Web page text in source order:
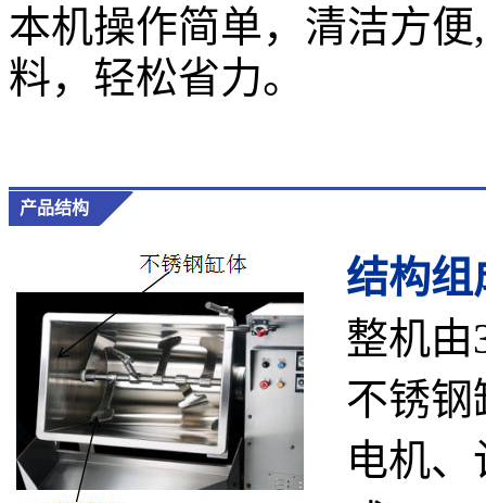
本机操作简单，清洁方
料，轻松省力。
产品结构
结构组
整机由
不锈
电机